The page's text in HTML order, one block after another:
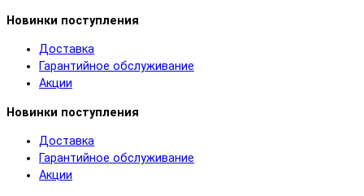
Новинки поступления
Доставка
Гарантийное обслуживание
Акции
Новинки поступления
Доставка
Гарантийное обслуживание
Акции